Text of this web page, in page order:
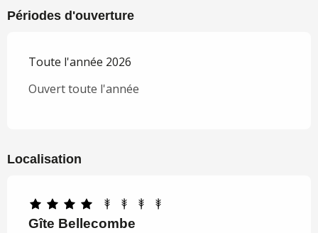
Périodes d'ouverture
Toute l'année 2026
Ouvert toute l'année
Localisation
Gîte Bellecombe